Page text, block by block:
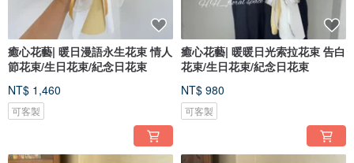
癒心花藝| 暖日漫語永生花束 情人
節花束/生日花束/紀念日花束
NT$ 1,460
可客製
癒心花藝| 暖暖日光索拉花束 告白
花束/生日花束/紀念日花束
NT$ 980
可客製